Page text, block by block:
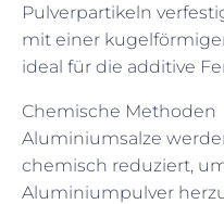
Pulverpartikeln
mit einer
ideal für die additive
Chemische Methoden
Aluminiumsalze
chemisch reduziert,
Aluminiumpulver